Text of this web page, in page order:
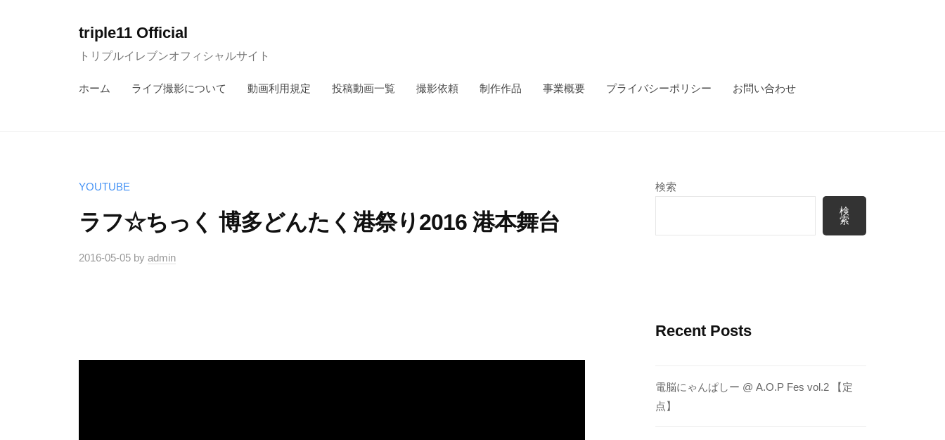
triple11 Official
トリプルイレブンオフィシャルサイト
ホーム ライブ撮影について 動画利用規定 投稿動画一覧 撮影依頼 制作作品 事業概要 プライバシーポリシー お問い合わせ
YOUTUBE
ラフ☆ちっく 博多どんたく港祭り2016 港本舞台
2016-05-05 by admin
検索
検
索
Recent Posts
電脳にゃんぱしー @ A.O.P Fes vol.2 【定
点】